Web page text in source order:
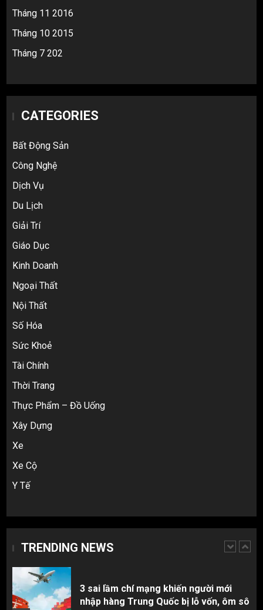
Tháng 11 2016
Tháng 10 2015
Tháng 7 202
CATEGORIES
Bất Động Sản
Công Nghệ
Dịch Vụ
Du Lịch
Giải Trí
Giáo Dục
Kinh Doanh
Ngoại Thất
Nội Thất
Số Hóa
Sức Khoẻ
Tài Chính
Thời Trang
Thực Phẩm – Đồ Uống
Xây Dựng
Xe
Xe Cộ
Y Tế
TRENDING NEWS
3
5
2
3 sai lầm chí mạng khiến người mới
nhập hàng Trung Quốc bị lỗ vốn, ôm sô
Top 10 nguồn hàng thời trang 1688 giá
rẻ giật mình cho dân buôn mới